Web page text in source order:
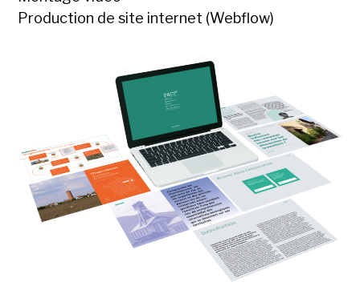
Production de site internet (Webflow)